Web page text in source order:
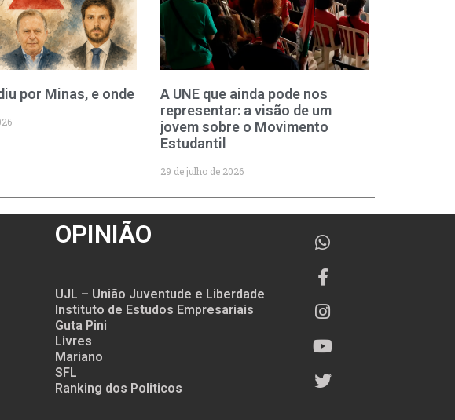
por Minas, e onde
A UNE que ainda pode nos
representar: a visão de um
jovem sobre o Movimento
Estudantil
29 de julho de 2026
OPINIÃO
UJL – União Juventude e Liberdade
Instituto de Estudos Empresariais
Guta Pini
Livres
Mariano
SFL
Ranking dos Politicos